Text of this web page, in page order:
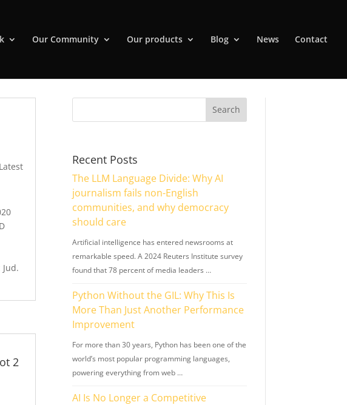
Our Community Our products Blog News Contact
2
Recent Posts
The LLM Language Divide: Why AI
journalism fails non-English
communities, and why democracy
should care
Artificial intelligence has entered newsrooms at
remarkable speed. A 2024 Reuters Institute survey
found that 78 percent of media leaders …
Python Without the GIL: Why This Is
More Than Just Another Performance
Improvement
For more than 30 years, Python has been one of the
world’s most popular programming languages,
powering everything from web …
AI Is No Longer a Competitive